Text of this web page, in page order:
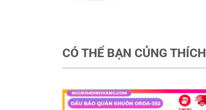
CÓ THỂ BẠN CỦNG THÍCH